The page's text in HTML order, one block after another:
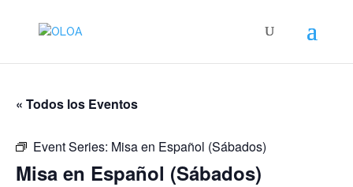
« Todos los Eventos
Event Series: Misa en Español (Sábados)
Misa en Español (Sábados)